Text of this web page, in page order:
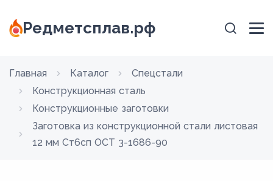
Редметсплав.рф
Главная Каталог
Спецстали
Конструкционная сталь
Конструкционные заготовки
Заготовка из конструкционной стали листовая
12 мм Ст6сп ОСТ 3-1686-90